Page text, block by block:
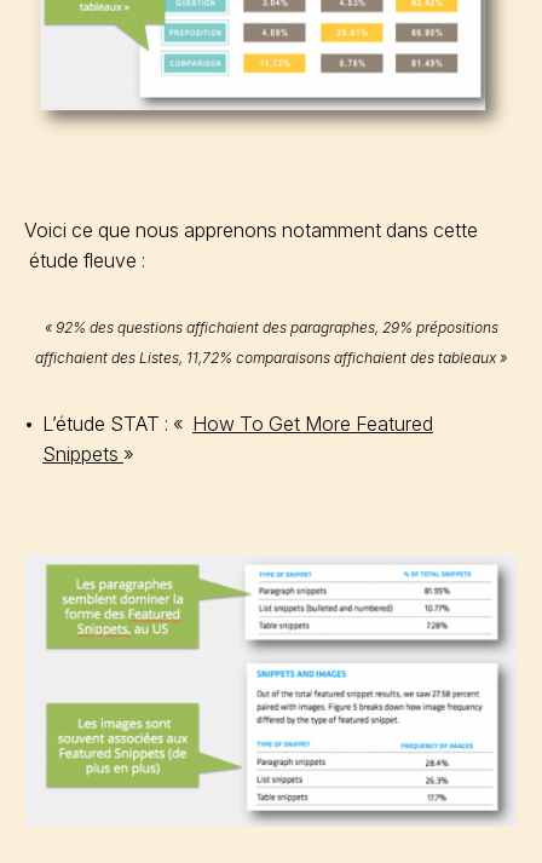
Voici ce que nous apprenons notamment dans cette
étude fleuve :
« 92% des questions affichaient des paragraphes, 29% prépositions
affichaient des Listes, 11,72% comparaisons affichaient des tableaux »
L’étude STAT : « How To Get More Featured
Snippets »